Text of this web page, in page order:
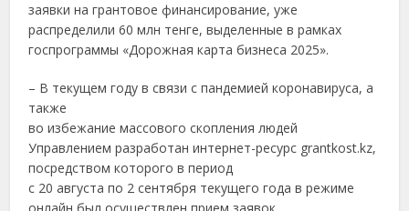
заявки на грантовое финансирование, уже
распределили 60 млн тенге, выделенные в рамках
госпрограммы «Дорожная карта бизнеса 2025».
– В текущем году в связи с пандемией коронавируса, а
также
во избежание массового скопления людей
Управлением разработан интернет-ресурс grantkost.kz,
посредством которого в период
с 20 августа по 2 сентября текущего года в режиме